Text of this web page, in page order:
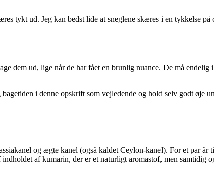
tykt ud. Jeg kan bedst lide at sneglene skæres i en tykkelse på
dem ud, lige når de har fået en brunlig nuance. De må endelig
i denne opskrift som vejledende og hold selv godt øje
og ægte kanel (også kaldet Ceylon-kanel). For et par år
af kumarin, der er et naturligt aromastof, men samtidig